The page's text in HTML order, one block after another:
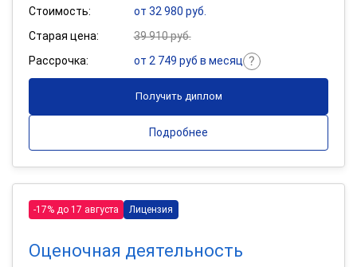
Стоимость:
от 32 980 руб.
Старая цена:
39 910 руб.
Рассрочка:
от 2 749 руб в месяц
Получить диплом
Подробнее
-17% до 17 августа Лицензия
Оценочная деятельность